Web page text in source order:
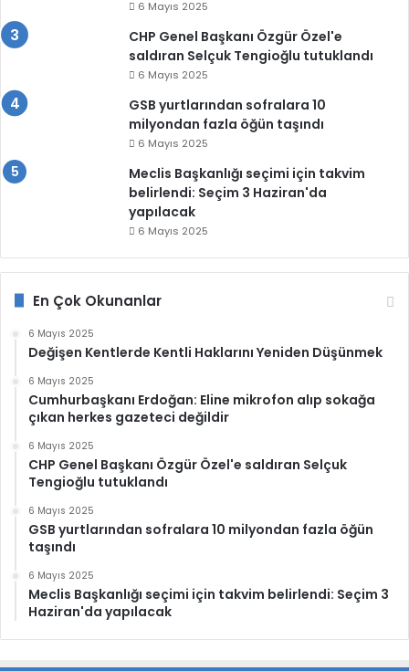
6 Mayıs 2025
CHP Genel Başkanı Özgür Özel'e
saldıran Selçuk Tengioğlu tutuklandı
6 Mayıs 2025
GSB yurtlarından sofralara 10
milyondan fazla öğün taşındı
6 Mayıs 2025
Meclis Başkanlığı seçimi için takvim
belirlendi: Seçim 3 Haziran'da
yapılacak
6 Mayıs 2025
En Çok Okunanlar
6 Mayıs 2025
Değişen Kentlerde Kentli Haklarını Yeniden Düşünmek
6 Mayıs 2025
Cumhurbaşkanı Erdoğan: Eline mikrofon alıp sokağa
çıkan herkes gazeteci değildir
6 Mayıs 2025
CHP Genel Başkanı Özgür Özel'e saldıran Selçuk
Tengioğlu tutuklandı
6 Mayıs 2025
GSB yurtlarından sofralara 10 milyondan fazla öğün
taşındı
6 Mayıs 2025
Meclis Başkanlığı seçimi için takvim belirlendi: Seçim 3
Haziran'da yapılacak